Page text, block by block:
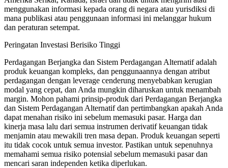
menggunakan informasi kepada orang di negara atau yurisdiksi di
mana publikasi atau penggunaan informasi ini melanggar hukum
dan peraturan setempat.
Peringatan Investasi Berisiko Tinggi
Perdagangan Berjangka dan Sistem Perdagangan Alternatif adalah
produk keuangan kompleks, dan penggunaannya dengan atribut
perdagangan dengan leverage cenderung menyebabkan kerugian
modal yang cepat, dan Anda mungkin diharuskan untuk menambah
margin. Mohon pahami prinsip-produk dari Perdagangan Berjangka
dan Sistem Perdagangan Alternatif dan pertimbangkan apakah Anda
dapat menahan risiko ini sebelum memasuki pasar. Harga dan
kinerja masa lalu dari semua instrumen derivatif keuangan tidak
menjamin atau mewakili tren masa depan. Produk keuangan seperti
itu tidak cocok untuk semua investor. Pastikan untuk sepenuhnya
memahami semua risiko potensial sebelum memasuki pasar dan
mencari saran independen ketika diperlukan.